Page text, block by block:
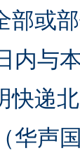
部或
内与
快递
华声